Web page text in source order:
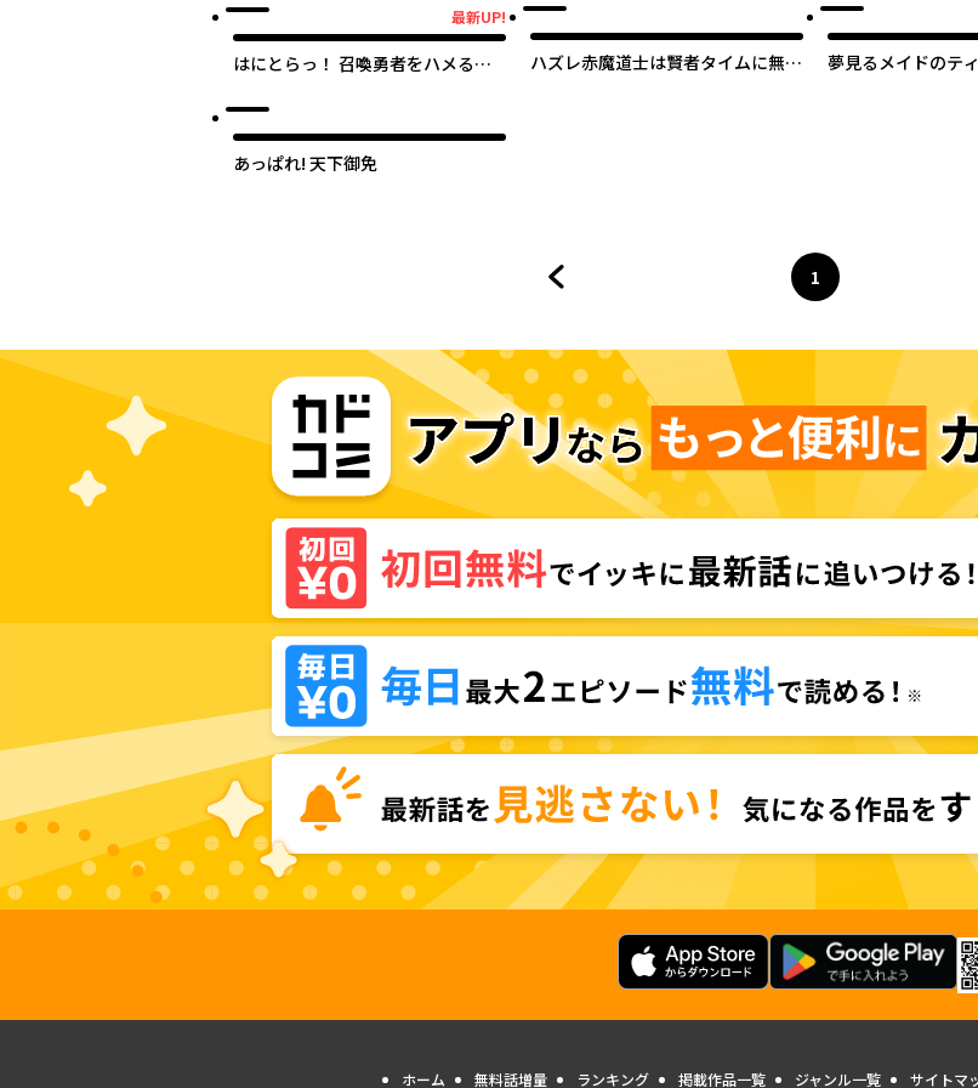
最新UP!
はにとらっ！ 召喚勇者をハメるハ
ハズレ赤魔道士は賢者タイムに無双
夢見るメイドのテ
あっぱれ! 天下御免
ページ
1
へ
ホーム 無料話増量 ランキング 掲載作品一覧 ジャンル一覧 サイトマ